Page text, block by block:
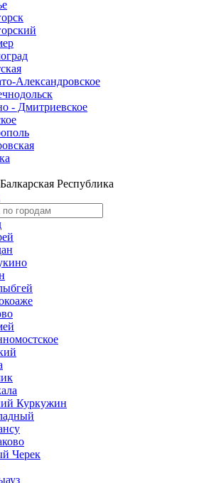
Александровское
- Дмитриевское
Республика
Куркужин
Черек